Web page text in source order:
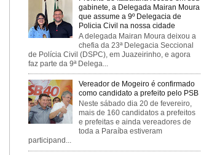
gabinete, a Delegada Mairan Moura
que assume a 9º Delegacia de
Policia Civil na nossa cidade
A delegada Mairan Moura deixou a
chefia da 23ª Delegacia Seccional
de Polícia Civil (DSPC), em Juazeirinho, e agora
faz parte da 9ª Delega...
Vereador de Mogeiro é confirmado
como candidato a prefeito pelo PSB
Neste sábado dia 20 de fevereiro,
mais de 160 candidatos a prefeitos
e prefeitas e ainda vereadores de
toda a Paraíba estiveram
participand...